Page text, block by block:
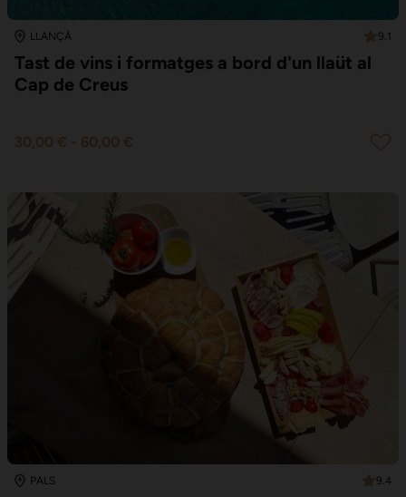
LLANÇÀ 9.1
Tast de vins i formatges a bord d'un llaüt al
Cap de Creus
PALS 9.4